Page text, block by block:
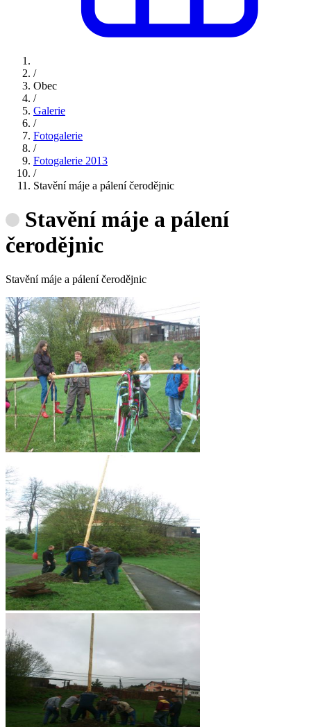
/
Obec
/
Galerie
/
Fotogalerie
/
Fotogalerie 2013
/
Stavění máje a pálení čerodějnic
Stavění máje a pálení
čerodějnic
Stavění máje a pálení čerodějnic